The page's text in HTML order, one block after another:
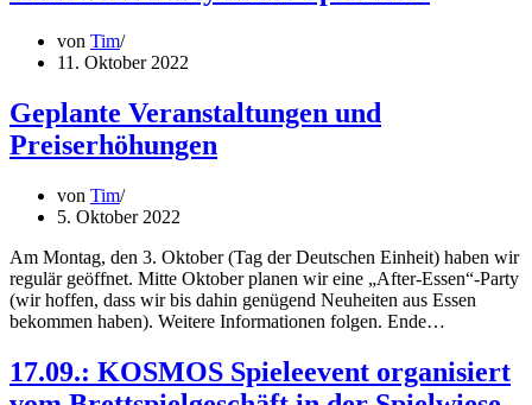
von Tim
11. Oktober 2022
Geplante Veranstaltungen und
Preiserhöhungen
von Tim
5. Oktober 2022
Am Montag, den 3. Oktober (Tag der Deutschen Einheit) haben wir
regulär geöffnet. Mitte Oktober planen wir eine „After-Essen“-Party
(wir hoffen, dass wir bis dahin genügend Neuheiten aus Essen
bekommen haben). Weitere Informationen folgen. Ende…
17.09.: KOSMOS Spieleevent organisiert